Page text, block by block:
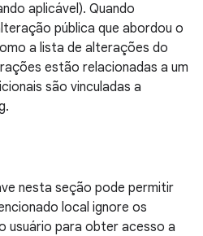
aplicável). Quando
pública que abordou o
a lista de alterações do
estão relacionadas a um
são vinculadas a
nesta seção pode permitir
local ignore os
usuário para obter acesso a